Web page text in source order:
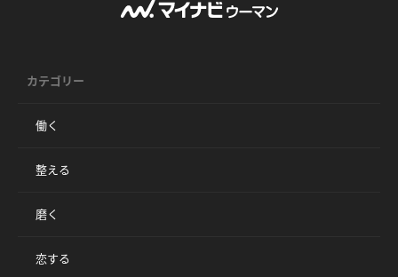
カテゴリー
働く
整える
磨く
恋する